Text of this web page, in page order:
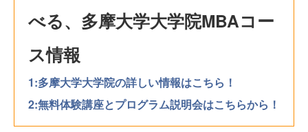
べる、多摩大学大学院MBAコー
ス情報
1:多摩大学大学院の詳しい情報はこちら！
2:無料体験講座とプログラム説明会はこちらから！